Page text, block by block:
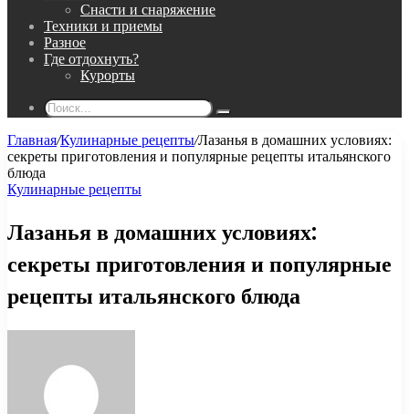
Снасти и снаряжение
Техники и приемы
Разное
Где отдохнуть?
Курорты
Поиск...
Главная/Кулинарные рецепты/Лазанья в домашних условиях:
секреты приготовления и популярные рецепты итальянского
блюда
Кулинарные рецепты
Лазанья в домашних условиях:
секреты приготовления и популярные
рецепты итальянского блюда